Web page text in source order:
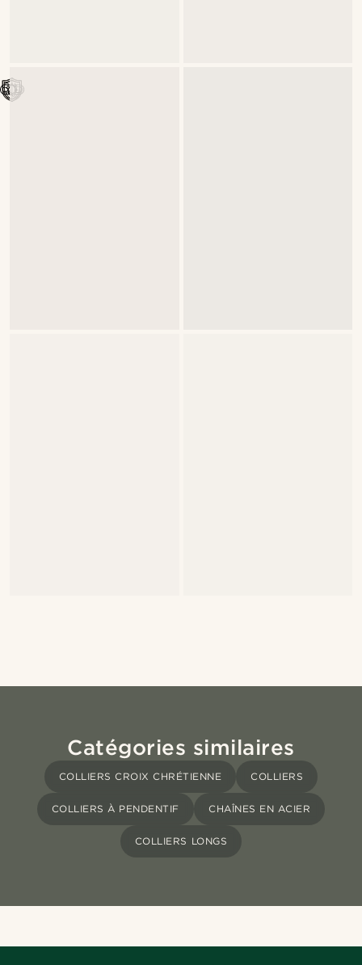
Catégories similaires
COLLIERS CROIX CHRÉTIENNE COLLIERS
COLLIERS À PENDENTIF CHAÎNES EN ACIER
COLLIERS LONGS